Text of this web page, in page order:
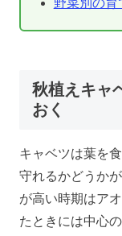
野菜別の育
秋植えキャ
おく
キャベツは葉を
守れるかどうか
が高い時期はア
たときには中心